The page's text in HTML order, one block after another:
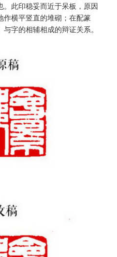
。此印稳妥而近于呆板，原因
作横平竖直的堆砌；在配篆
字的相辅相成的辩证关系。